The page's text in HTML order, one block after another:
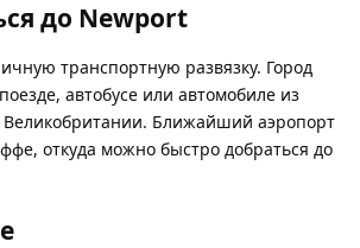
до Newport
транспортную развязку. Город
автобусе или автомобиле из
Великобритании. Ближайший аэропорт
откуда можно быстро добраться до